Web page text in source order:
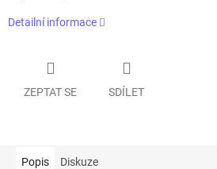
Detailní informace
ZEPTAT SE SDÍLET
Popis Diskuze